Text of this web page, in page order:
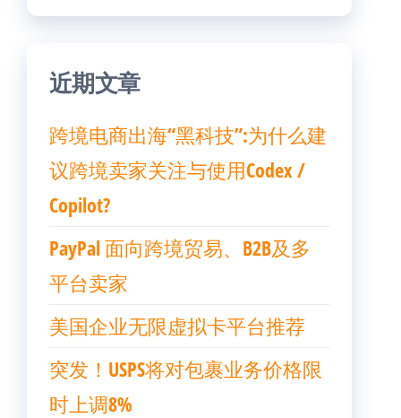
近期文章
跨境电商出海“黑科技”:为什么建
议跨境卖家关注与使用Codex /
Copilot?
PayPal 面向跨境贸易、B2B及多
平台卖家
美国企业无限虚拟卡平台推荐
突发！USPS将对包裹业务价格限
时上调8%